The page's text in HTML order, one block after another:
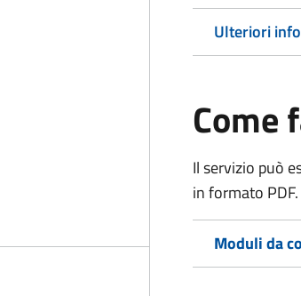
Ulteriori
Come
Il servizio può
in formato PDF.
Moduli da